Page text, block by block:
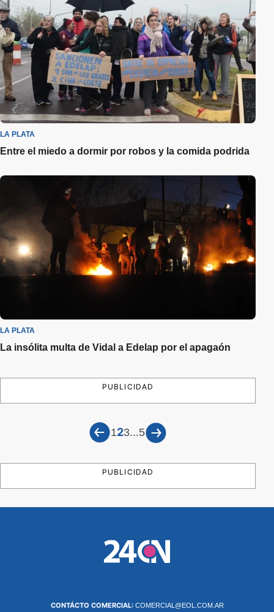
LA PLATA
Entre el miedo a dormir por robos y la comida podrida
LA PLATA
La insólita multa de Vidal a Edelap por el apagaón
PUBLICIDAD
123...5
PUBLICIDAD
CONTÁCTO COMERCIAL: COMERCIAL@EOL.COM.AR